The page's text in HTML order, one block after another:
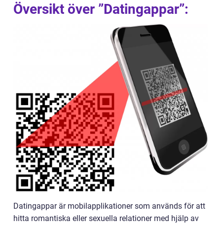
Översikt över ”Datingappar”:
Datingappar är mobilapplikationer som används för att
hitta romantiska eller sexuella relationer med hjälp av